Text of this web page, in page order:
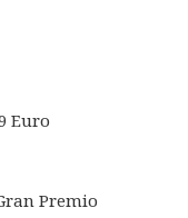
Euro
Premio